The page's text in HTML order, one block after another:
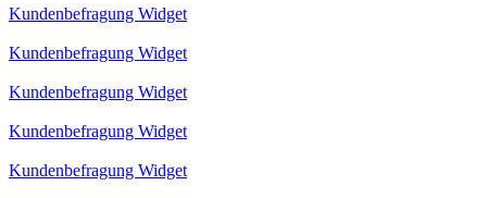
Kundenbefragung Widget
Kundenbefragung Widget
Kundenbefragung Widget
Kundenbefragung Widget
Kundenbefragung Widget